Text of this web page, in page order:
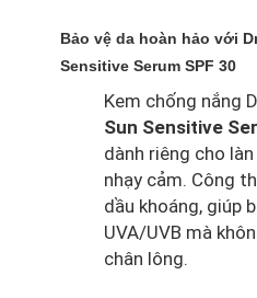
Bảo vệ da hoàn hảo với
Sensitive Serum SPF 30
Kem chống nắng
Sun Sensitive
dành riêng cho
nhạy cảm. Công
dầu khoáng, giúp
UVA/UVB mà
chân lông.